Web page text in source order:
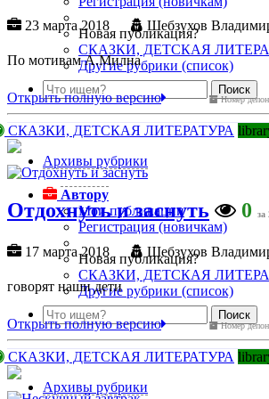
Новая публикация?
СКАЗКИ, ДЕТСКАЯ
Другие рубрики (список)
23 марта 2018 Шебзухов
По мотивам А.Милна
Номер
Открыть полную версию
СКАЗКИ, ДЕТСКАЯ ЛИТЕРАТУРА
Архивы рубрики
Автору
Мои публикации
Регистрация (новичкам)
Новая публикация?
СКАЗКИ, ДЕТСКАЯ
Другие рубрики (список)
Отдохнуть и заснуть 0 за
17 марта 2018 Шебзухов
говорят наши дети
Номер
Открыть полную версию
СКАЗКИ, ДЕТСКАЯ ЛИТЕРАТУРА
Архивы рубрики